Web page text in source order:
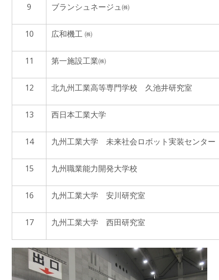
9 ブランシュネージュ㈱
10 広和機工 ㈱
11 第一施設工業㈱
12 北九州工業高等専門学校 久池井研究室
13 西日本工業大学
14 九州工業大学 未来社会ロボット実装センター
15 九州職業能力開発大学校
16 九州工業大学 安川研究室
17 九州工業大学 西田研究室